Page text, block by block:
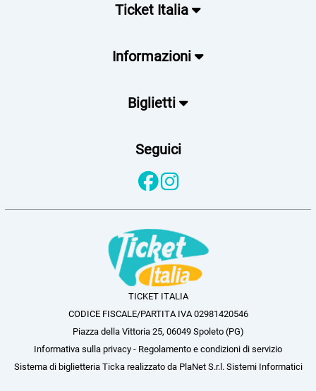
Ticket Italia
Informazioni
Biglietti
Seguici
TICKET ITALIA
CODICE FISCALE/PARTITA IVA 02981420546
Piazza della Vittoria 25, 06049 Spoleto (PG)
Informativa sulla privacy - Regolamento e condizioni di servizio
Sistema di biglietteria Tickarealizzato da PlaNet S.r.l. Sistemi Informatici